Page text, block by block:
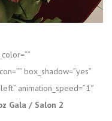
box_shadow=”yes”
animation_speed=”1″
Gala / Salon 2